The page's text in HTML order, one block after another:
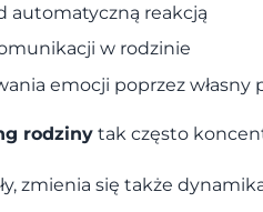
automatyczną reakcją
w rodzinie
emocji poprzez własny
rodziny tak często
zmienia się także